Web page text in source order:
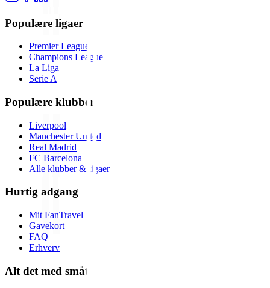
Populære ligaer
Premier League
Champions League
La Liga
Serie A
Populære klubber
Liverpool
Manchester United
Real Madrid
FC Barcelona
Alle klubber & ligaer
Hurtig adgang
Mit FanTravel
Gavekort
FAQ
Erhverv
Alt det med småt